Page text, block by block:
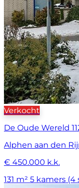
Verkocht
De Oude Wereld
Alphen aan den
€ 450.000 k.k.
131 m² 5 kamers (4